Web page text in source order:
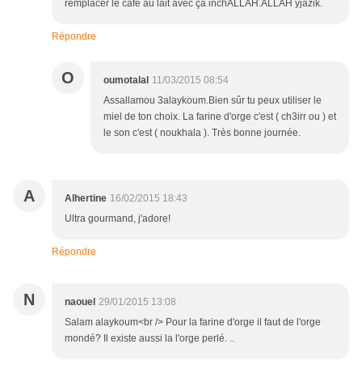
remplacer le café au lait avec ça inchALLAH.ALLAH yjazik.
Répondre
O oumotalal 11/03/2015 08:54
Assallamou 3alaykoum.Bien sûr tu peux utiliser le
miel de ton choix. La farine d'orge c'est ( ch3irr ou ) et
le son c'est ( noukhala ). Très bonne journée.
A Alhertine 16/02/2015 18:43
Ultra gourmand, j'adore!
Répondre
N naouel 29/01/2015 13:08
Salam alaykoum<br /> Pour la farine d'orge il faut de l'orge
mondé? Il existe aussi la l'orge perlé. ..